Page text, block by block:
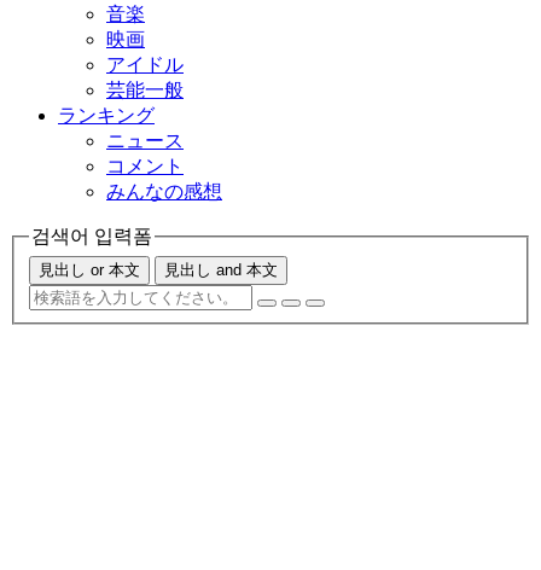
音楽
映画
アイドル
芸能一般
ランキング
ニュース
コメント
みんなの感想
검색어 입력폼
見出し or 本文 見出し and 本文